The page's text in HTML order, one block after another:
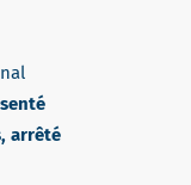
arrêté